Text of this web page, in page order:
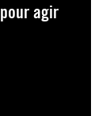
agir